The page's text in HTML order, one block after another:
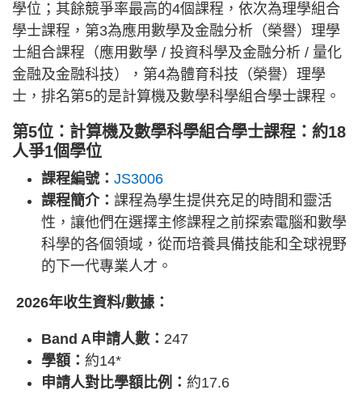
學位；其餘競爭率最高的4個課程，依次為理學組合
學士課程，第3為應用數學及金融分析（榮譽）理學
士組合課程（應用數學 / 投資科學及金融分析 / 量化
金融及金融科技），第4為體育科技（榮譽）理學
士，排名第5的是計算機及數學科學組合學士課程。
第5位：計算機及數學科學組合學士課程：約18
人爭1個學位
課程編號： JS3006
課程簡介： 課程為學生提供充足的時間和靈活
性，讓他們在選擇主修課程之前探索電腦和數學
科學的各個領域，從而培養具備技能和全球視野
的下一代專業人才。
2026年收生資料/數據：
Band A申請人數： 247
學額： 約14*
申請人對比學額比例： 約17.6